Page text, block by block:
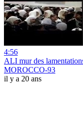
4:56
ALI mur des
MOROCCO-93
il y a 20 ans